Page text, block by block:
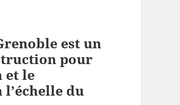
est un
pour
et le
l’échelle du